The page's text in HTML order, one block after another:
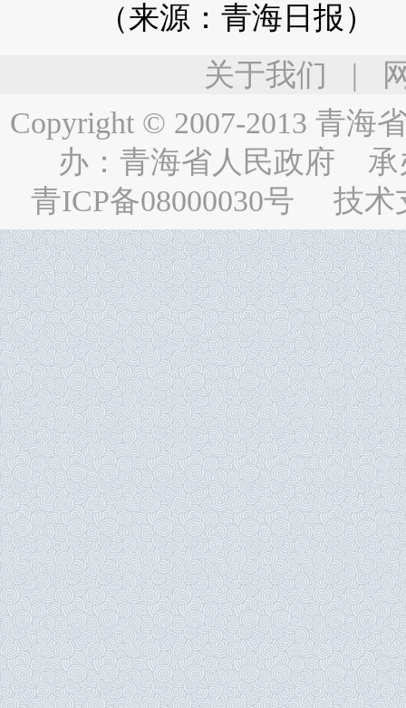
（来源：青海日报）
关于我们 |
Copyright © 2007-2013 青海
办： 青海省人民政府 承
青ICP备08000030号 技术